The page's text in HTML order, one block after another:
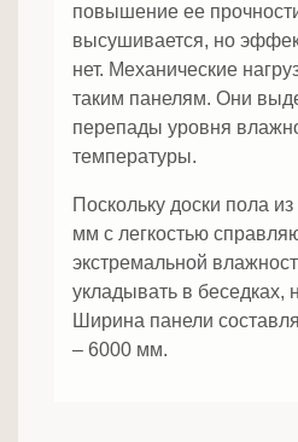
повышение ее
высушивается, но
нет. Механические
таким панелям. Они
перепады уровня
температуры.
Поскольку доски пола
мм с легкостью
экстремальной
укладывать в беседках,
Ширина панели
– 6000 мм.